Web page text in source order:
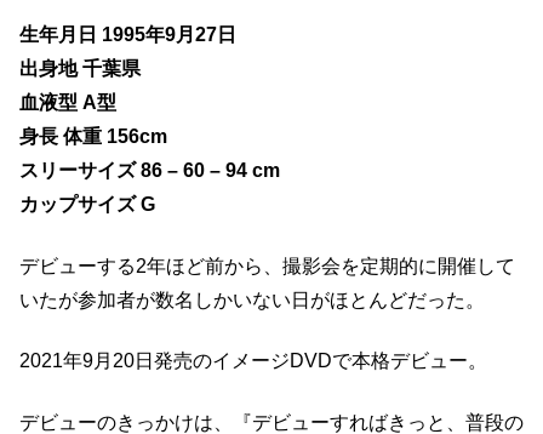
生年月日 1995年9月27日
出身地 千葉県
血液型 A型
身長 体重 156cm
スリーサイズ 86 – 60 – 94 cm
カップサイズ G
デビューする2年ほど前から、撮影会を定期的に開催して
いたが参加者が数名しかいない日がほとんどだった。
2021年9月20日発売のイメージDVDで本格デビュー。
デビューのきっかけは、『デビューすればきっと、普段の